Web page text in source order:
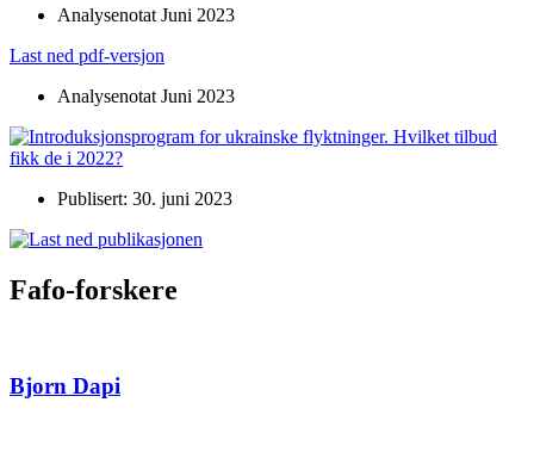
Analysenotat Juni 2023
Last ned pdf-versjon
Analysenotat Juni 2023
Publisert: 30. juni 2023
Fafo-forskere
Bjorn Dapi